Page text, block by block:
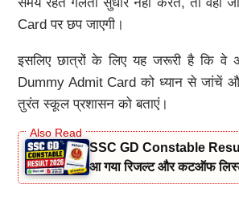
Card पर छप जाएगी।
इसलिए छात्रों के लिए यह जरूरी है कि वे
Dummy Admit Card को ध्यान से जांचें
तुरंत स्कूल प्रशासन को बताएं।
SSC GD Constable
आ गया रिजल्ट और कटऑफ लिस्ट